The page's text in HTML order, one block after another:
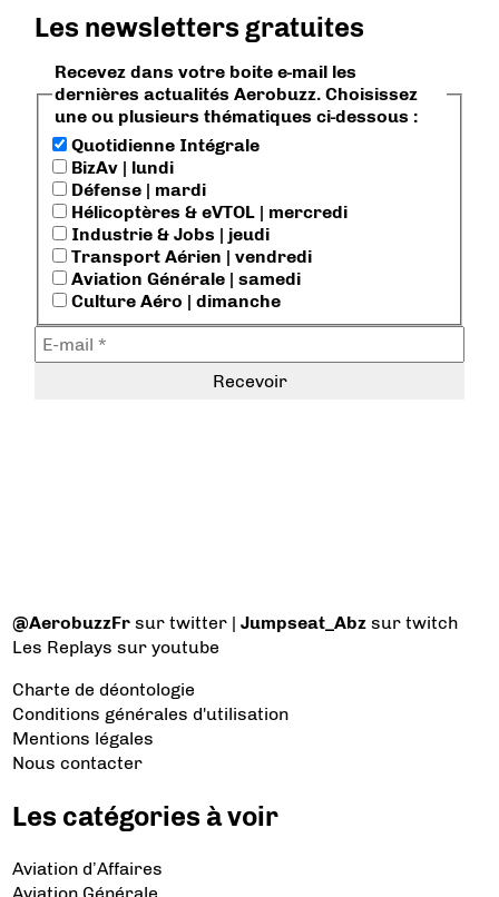
Les newsletters gratuites
Recevez dans votre boite e-mail les
dernières actualités Aerobuzz. Choisissez
une ou plusieurs thématiques ci-dessous :
Quotidienne Intégrale
BizAv | lundi
Défense | mardi
Hélicoptères & eVTOL | mercredi
Industrie & Jobs | jeudi
Transport Aérien | vendredi
Aviation Générale | samedi
Culture Aéro | dimanche
@AerobuzzFr sur twitter |Jumpseat_Abz sur twitch
Les Replays sur youtube
Charte de déontologie
Conditions générales d'utilisation
Mentions légales
Nous contacter
Les catégories à voir
Aviation d’Affaires
Aviation Générale